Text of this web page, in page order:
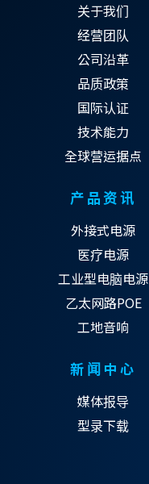
关于我们
经营团队
公司沿革
品质政策
国际认证
技术能力
全球营运据点
产品资讯
外接式电源
医疗电源
工业型电脑电源
乙太网路POE
工地音响
新闻中心
媒体报导
型录下载